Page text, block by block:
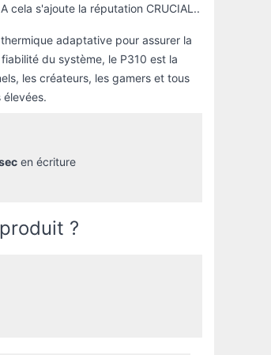
cela s'ajoute la réputation CRUCIAL..
adaptative pour assurer la
du système, le P310 est la
les créateurs, les gamers et tous
en écriture
?